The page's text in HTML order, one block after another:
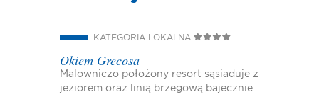
KATEGORIA LOKALNA
Okiem Grecosa
Malowniczo położony resort sąsiaduje z
jeziorem oraz linią brzegową bajecznie